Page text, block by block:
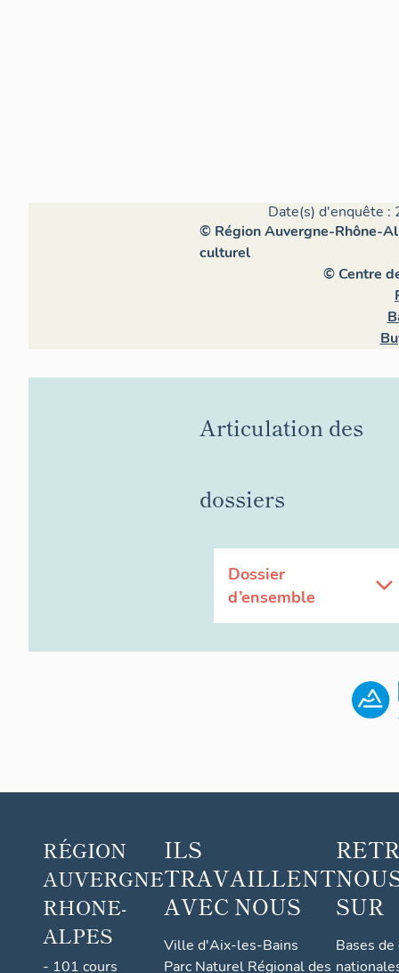
Date(s) d'enquête :
© Région Auvergne-Rhône-
culturel
© Centre
Articulation des
dossiers
Dossier
d’ensemble
RÉGION
AUVERGNE
RHONE-
ALPES
- 101 cours
ILS
TRAVAILLENT
AVEC NOUS
Ville d'Aix-les-Bains
Parc Naturel Régional des
SUR
Bases